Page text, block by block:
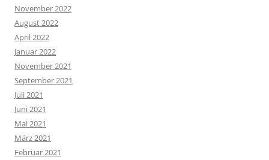
November 2022
August 2022
April 2022
Januar 2022
November 2021
September 2021
Juli 2021
Juni 2021
Mai 2021
März 2021
Februar 2021